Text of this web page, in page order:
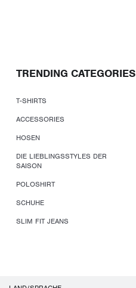
TRENDING CATEGORIES
T-SHIRTS
ACCESSORIES
HOSEN
DIE LIEBLINGSSTYLES DER
SAISON
POLOSHIRT
SCHUHE
SLIM FIT JEANS